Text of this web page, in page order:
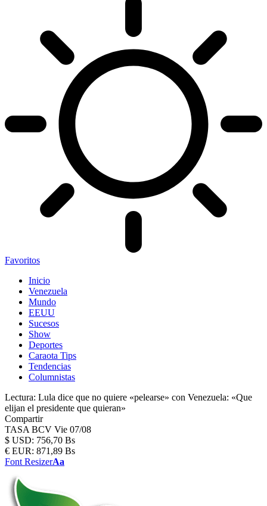
Favoritos
Inicio
Venezuela
Mundo
EEUU
Sucesos
Show
Deportes
Caraota Tips
Tendencias
Columnistas
Lectura: Lula dice que no quiere «pelearse» con Venezuela: «Que
elijan el presidente que quieran»
Compartir
TASA BCV Vie 07/08
$ USD: 756,70 Bs
€ EUR: 871,89 Bs
Font ResizerAa